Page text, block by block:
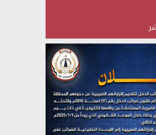
الوهم)
الإنسانية حول جرائم تحالف